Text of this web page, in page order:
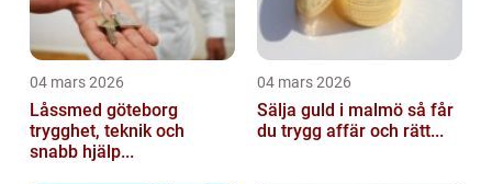
04 mars 2026
Låssmed göteborg
trygghet, teknik och
snabb hjälp...
04 mars 2026
Sälja guld i malmö så får
du trygg affär och rätt...